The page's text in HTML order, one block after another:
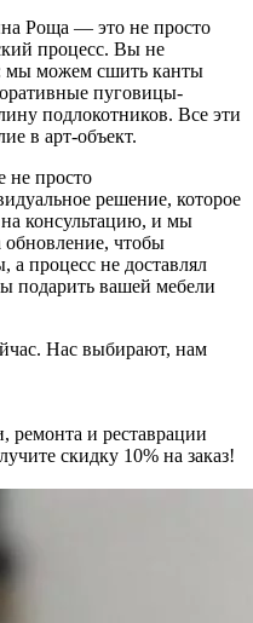
Роща — это не просто
процесс. Вы не
мы можем сшить канты
пуговицы-
подлокотников. Все эти
в арт-объект.
не просто
решение, которое
консультацию, и мы
чтобы
а процесс не доставлял
подарить вашей мебели
Нас выбирают, нам
ремонта и реставрации
скидку 10% на заказ!